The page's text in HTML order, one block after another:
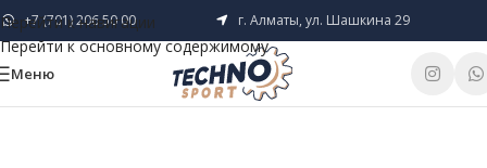
Перейти к навигации
Перейти к основному содержимому
+7 (701) 206 50 00 г. Алматы, ул. Шашкина 29
Меню